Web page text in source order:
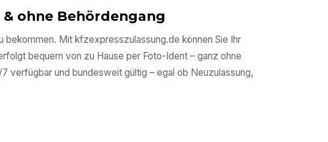
ohne Behördengang
Mit kfzexpresszulassung.de können Sie Ihr
bequem von zu Hause per Foto-Ident – ganz ohne
verfügbar und bundesweit gültig – egal ob Neuzulassung,